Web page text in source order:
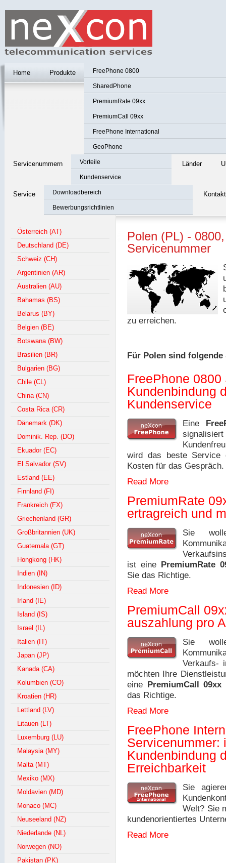
Home Produkte FreePhone 0800
SharedPhone
PremiumRate 09xx
PremiumCall 09xx
FreePhone International
GeoPhone
Servicenummern Vorteile
Kundenservice
Länder
Service Downloadbereich
Bewerbungsrichtlinien
Kontakt
Österreich (AT)
Deutschland (DE)
Schweiz (CH)
Argentinien (AR)
Australien (AU)
Bahamas (BS)
Belarus (BY)
Belgien (BE)
Botswana (BW)
Brasilien (BR)
Bulgarien (BG)
Chile (CL)
China (CN)
Costa Rica (CR)
Dänemark (DK)
Dominik. Rep. (DO)
Ekuador (EC)
El Salvador (SV)
Estland (EE)
Finnland (FI)
Frankreich (FX)
Griechenland (GR)
Großbritannien (UK)
Guatemala (GT)
Hongkong (HK)
Indien (IN)
Indonesien (ID)
Irland (IE)
Island (IS)
Israel (IL)
Italien (IT)
Japan (JP)
Kanada (CA)
Kolumbien (CO)
Kroatien (HR)
Lettland (LV)
Litauen (LT)
Luxemburg (LU)
Malaysia (MY)
Malta (MT)
Mexiko (MX)
Moldavien (MD)
Monaco (MC)
Neuseeland (NZ)
Niederlande (NL)
Norwegen (NO)
Pakistan (PK)
Polen (PL) -
Servicenummer
zu erreichen.
Für Polen sind
FreePhone
Kundenbindung
Kundenservice
Eine
wird das beste Service
Kosten für das Gespräch.
Read More
PremiumRate
ertragreich und
Sie
ist eine PremiumRate
Sie das Richtige.
Read More
PremiumCall
auszahlung pro
Sie
Verkaufs-
möchten Ihre
eine PremiumCall 09xx
das Richtige.
Read More
FreePhone
Servicenummer:
Kundenbindung
Erreichbarkeit
Sie
Welt? Sie
kundenorientiertes
Read More